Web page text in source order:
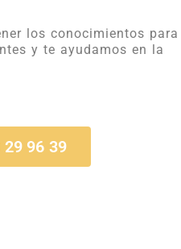
los conocimientos para
y te ayudamos en la
29 96 39